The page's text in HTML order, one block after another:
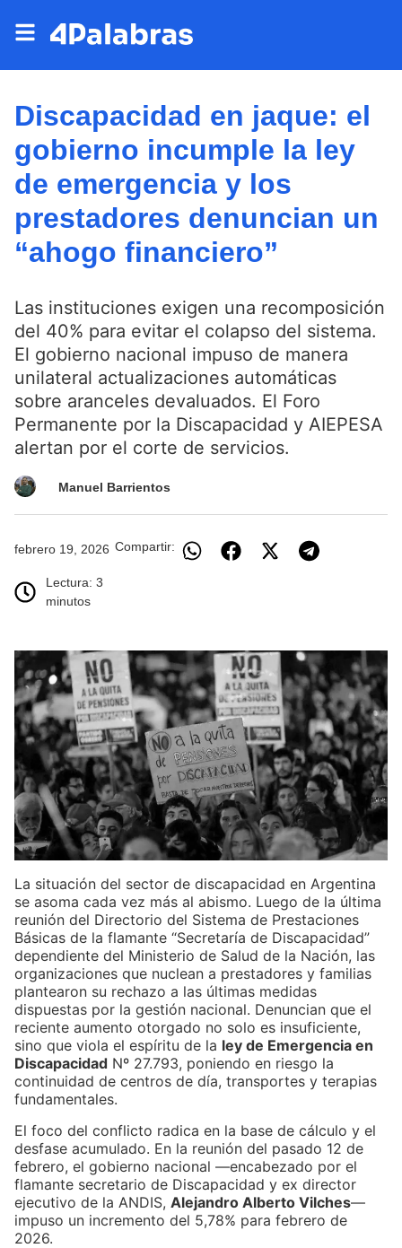
Discapacidad en jaque: el
gobierno incumple la ley
de emergencia y los
prestadores denuncian un
“ahogo financiero”
Las instituciones exigen una recomposición
del 40% para evitar el colapso del sistema.
El gobierno nacional impuso de manera
unilateral actualizaciones automáticas
sobre aranceles devaluados. El Foro
Permanente por la Discapacidad y AIEPESA
alertan por el corte de servicios.
Manuel Barrientos
febrero 19, 2026
Lectura: 3
minutos
Compartir:
La situación del sector de discapacidad en Argentina
se asoma cada vez más al abismo. Luego de la última
reunión del Directorio del Sistema de Prestaciones
Básicas de la flamante “Secretaría de Discapacidad”
dependiente del Ministerio de Salud de la Nación, las
organizaciones que nuclean a prestadores y familias
plantearon su rechazo a las últimas medidas
dispuestas por la gestión nacional. Denuncian que el
reciente aumento otorgado no solo es insuficiente,
sino que viola el espíritu de la ley de Emergencia en
Discapacidad Nº 27.793, poniendo en riesgo la
continuidad de centros de día, transportes y terapias
fundamentales.
El foco del conflicto radica en la base de cálculo y el
desfase acumulado. En la reunión del pasado 12 de
febrero, el gobierno nacional —encabezado por el
flamante secretario de Discapacidad y ex director
ejecutivo de la ANDIS, Alejandro Alberto Vilches—
impuso un incremento del 5,78% para febrero de
2026.